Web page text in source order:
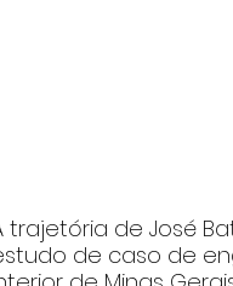
trajetória de José
de caso de